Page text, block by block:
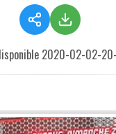
2020-02-02-